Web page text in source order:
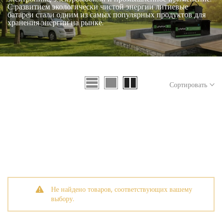
С развитием экологически чистой энергии литиевые
батареи стали одним из самых популярных продуктов для
хранения энергии на рынке.
Сортировать
Не найдено товаров, соответствующих вашему
выбору.